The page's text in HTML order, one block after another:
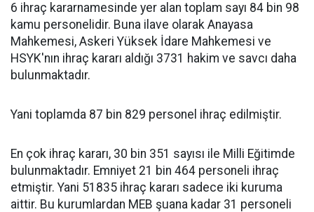
6 ihraç kararnamesinde yer alan toplam sayı 84 bin 98
kamu personelidir. Buna ilave olarak Anayasa
Mahkemesi, Askeri Yüksek İdare Mahkemesi ve
HSYK'nın ihraç kararı aldığı 3731 hakim ve savcı daha
bulunmaktadır.
Yani toplamda 87 bin 829 personel ihraç edilmiştir.
En çok ihraç kararı, 30 bin 351 sayısı ile Milli Eğitimde
bulunmaktadır. Emniyet 21 bin 464 personeli ihraç
etmiştir. Yani 51835 ihraç kararı sadece iki kuruma
aittir. Bu kurumlardan MEB şuana kadar 31 personeli